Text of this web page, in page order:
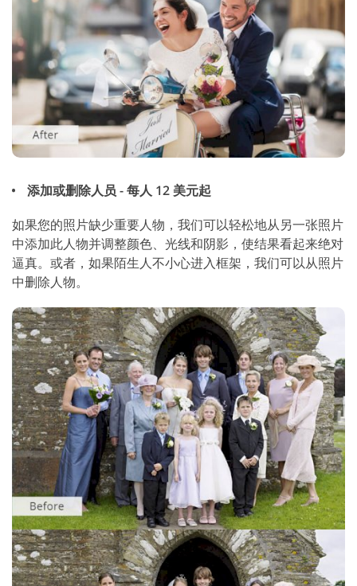
添加或删除人员 - 每人 12 美元起
如果您的照片缺少重要人物，我们可以轻松地从另一张照片
中添加此人物并调整颜色、光线和阴影，使结果看起来绝对
逼真。或者，如果陌生人不小心进入框架，我们可以从照片
中删除人物。